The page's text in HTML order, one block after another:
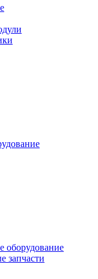
оборудование
запчасти